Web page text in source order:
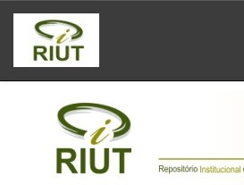
Skip
navigation